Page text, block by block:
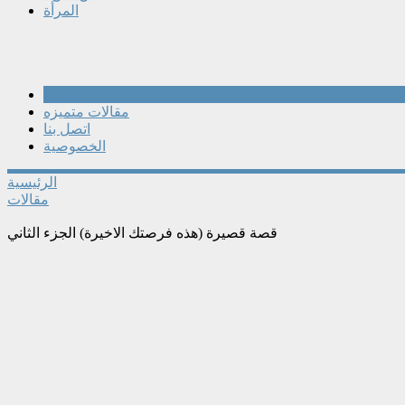
المرأة
مقالات متميزه
اتصل بنا
الخصوصية
الرئيسية
مقالات
قصة قصيرة (هذه فرصتك الاخيرة) الجزء الثاني